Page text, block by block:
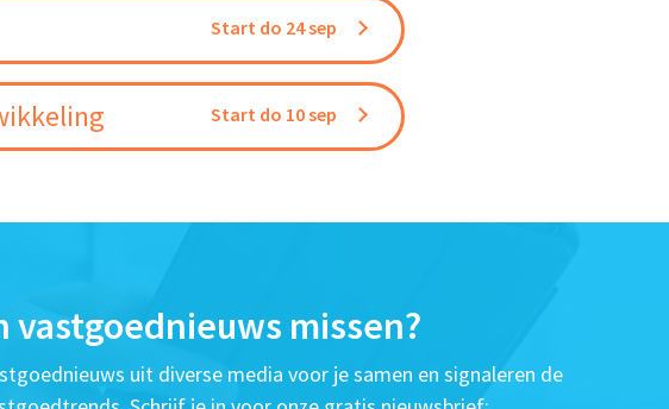
Start do 24 sep
Start do 10 sep
vastgoednieuws missen?
uit diverse media voor je samen en signaleren de